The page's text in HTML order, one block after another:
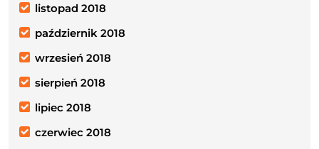
listopad 2018
październik 2018
wrzesień 2018
sierpień 2018
lipiec 2018
czerwiec 2018